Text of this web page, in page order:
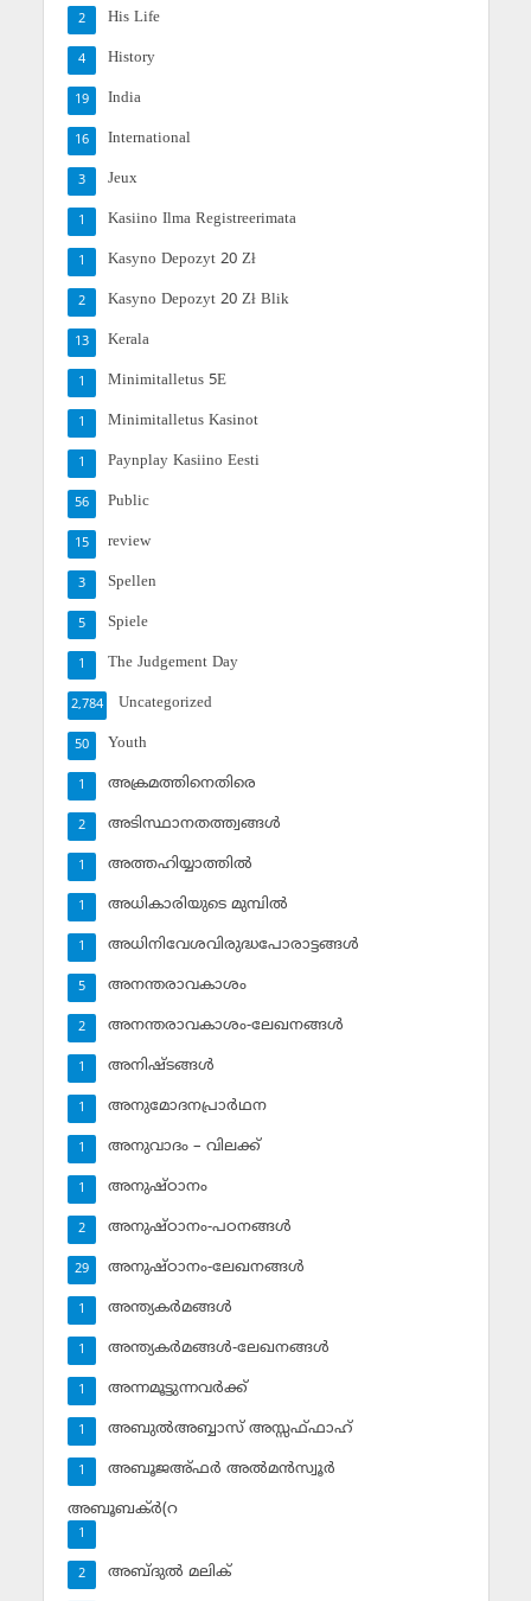
His Life
2
History
4
India
19
International
16
Jeux
3
Kasiino Ilma Registreerimata
1
Kasyno Depozyt 20 Zł
1
Kasyno Depozyt 20 Zł Blik
2
Kerala
13
Minimitalletus 5E
1
Minimitalletus Kasinot
1
Paynplay Kasiino Eesti
1
Public
56
review
15
Spellen
3
Spiele
5
The Judgement Day
1
Uncategorized
2,784
Youth
50
അക്രമത്തിനെതിരെ
1
അടിസ്ഥാനതത്ത്വങ്ങള്‍
2
അത്തഹിയ്യാത്തില്‍
1
അധികാരിയുടെ മുമ്പില്‍
1
അധിനിവേശവിരുദ്ധപോരാട്ടങ്ങള്‍
1
അനന്തരാവകാശം
5
അനന്തരാവകാശം-ലേഖനങ്ങള്‍
2
അനിഷ്ടങ്ങള്‍
1
അനുമോദനപ്രാര്‍ഥന
1
അനുവാദം – വിലക്ക്‌
1
അനുഷ്ഠാനം
1
അനുഷ്ഠാനം-പഠനങ്ങള്‍
2
അനുഷ്ഠാനം-ലേഖനങ്ങള്‍
29
അന്ത്യകര്‍മങ്ങള്‍
1
അന്ത്യകര്‍മങ്ങള്‍-ലേഖനങ്ങള്‍
1
അന്നമൂട്ടുന്നവര്‍ക്ക്
1
അബുല്‍അബ്ബാസ് അസ്സഫ്ഫാഹ്‌
1
അബൂജഅ്ഫര്‍ അല്‍മന്‍സ്വൂര്‍
1
അബൂബക്ര്‍(റ
1
അബ്ദുല്‍ മലിക്‌
2